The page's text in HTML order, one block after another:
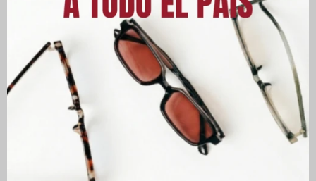
Descripción
Lentes con protección 100% UVA y UVB protegen tus ojos de los
rayos solares dañinos, reduciendo el riesgo de desarrollar
enfermedades oculares.